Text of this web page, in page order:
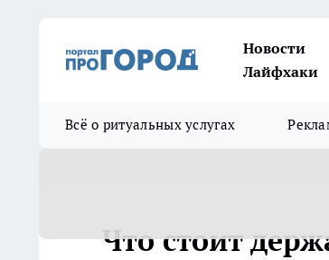
Новости
Лайфхаки
Всё о ритуальных услугах
Что стоит